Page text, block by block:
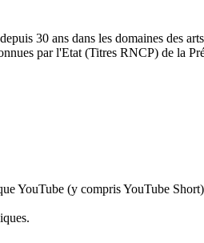
30 ans dans les domaines des
par l'Etat (Titres RNCP) de la
YouTube (y compris YouTube